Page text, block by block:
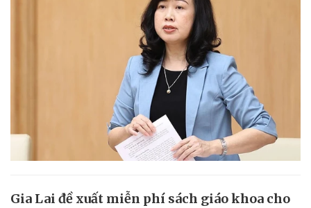
Gia Lai đề xuất miễn phí sách giáo khoa cho